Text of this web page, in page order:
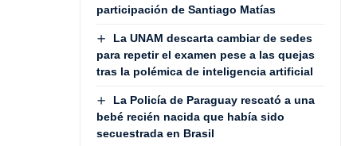
participación de Santiago Matías
La UNAM descarta cambiar de sedes
para repetir el examen pese a las quejas
tras la polémica de inteligencia artificial
La Policía de Paraguay rescató a una
bebé recién nacida que había sido
secuestrada en Brasil